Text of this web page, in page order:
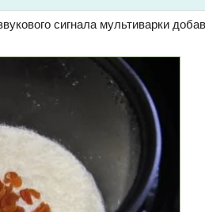
сигнала мультиварки